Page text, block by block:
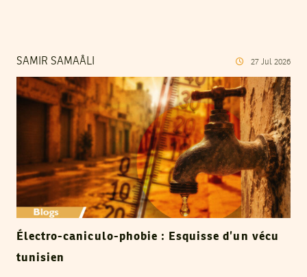
SAMIR SAMAÂLI 27 Jul 2026
Électro-caniculo-phobie : Esquisse d’un vécu
tunisien